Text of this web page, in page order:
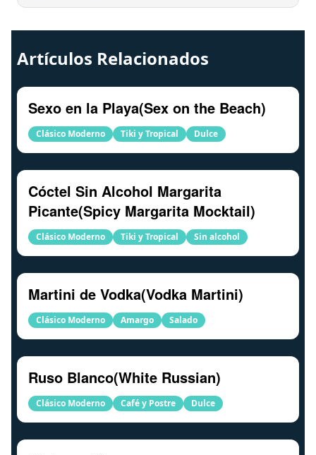
Artículos Relacionados
Sexo en la Playa(Sex on the Beach)
Clásico Moderno Tiki y Tropical Dulce
Cóctel Sin Alcohol Margarita
Picante(Spicy Margarita Mocktail)
Clásico Moderno Tiki y Tropical Sin alcohol
Martini de Vodka(Vodka Martini)
Clásico Moderno Amargo Salado
Ruso Blanco(White Russian)
Clásico Moderno Café y Postre Dulce